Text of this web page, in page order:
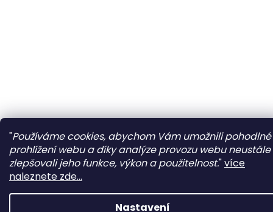
"Používáme cookies, abychom Vám umožnili pohodlné
prohlížení webu a díky analýze provozu webu neustále
zlepšovali jeho funkce, výkon a použitelnost."více
naleznete zde...
Nastavení